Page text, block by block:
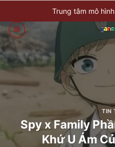
qua
nội
dung
Trung tâm mô
TIN
Spy x Family
Khứ U Ám